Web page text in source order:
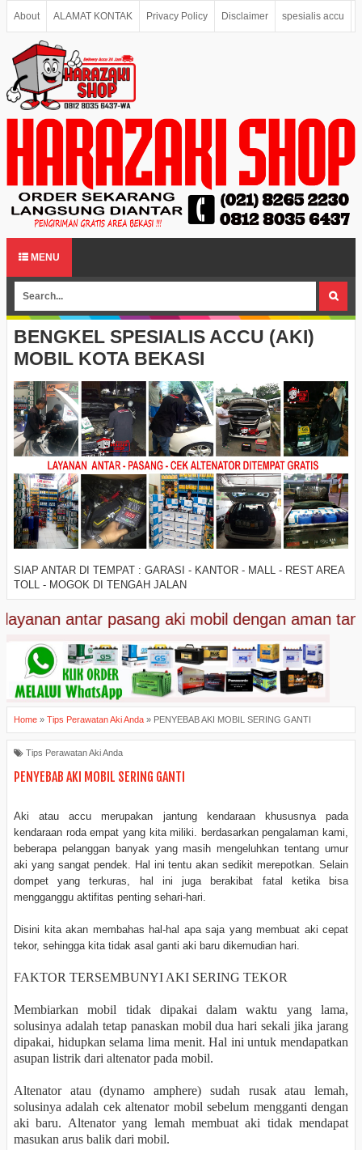
About ALAMAT KONTAK Privacy Policy Disclaimer spesialis accu
MENU
BENGKEL SPESIALIS ACCU (AKI)
MOBIL KOTA BEKASI
SIAP ANTAR DI TEMPAT : GARASI - KANTOR - MALL - REST AREA
TOLL - MOGOK DI TENGAH JALAN
antar pasang aki mobil dengan aman
Home » Tips Perawatan Aki Anda » PENYEBAB AKI MOBIL SERING GANTI
Tips Perawatan Aki Anda
PENYEBAB AKI MOBIL SERING GANTI
Aki atau accu merupakan jantung kendaraan khususnya pada
kendaraan roda empat yang kita miliki. berdasarkan pengalaman kami,
beberapa pelanggan banyak yang masih mengeluhkan tentang umur
aki yang sangat pendek. Hal ini tentu akan sedikit merepotkan. Selain
dompet yang terkuras, hal ini juga berakibat fatal ketika bisa
mengganggu aktifitas penting sehari-hari.
Disini kita akan membahas hal-hal apa saja yang membuat aki cepat
tekor, sehingga kita tidak asal ganti aki baru dikemudian hari.
FAKTOR TERSEMBUNYI AKI SERING TEKOR
Membiarkan mobil tidak dipakai dalam waktu yang lama,
solusinya adalah tetap panaskan mobil dua hari sekali jika jarang
dipakai, hidupkan selama lima menit. Hal ini untuk mendapatkan
asupan listrik dari altenator pada mobil.
Altenator atau (dynamo amphere) sudah rusak atau lemah,
solusinya adalah cek altenator mobil sebelum mengganti dengan
aki baru. Altenator yang lemah membuat aki tidak mendapat
masukan arus balik dari mobil.